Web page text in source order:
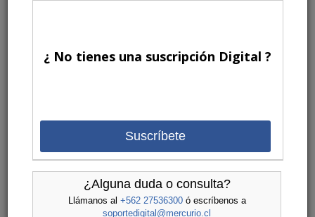
¿ No tienes una suscripción Digital ?
Suscríbete
¿Alguna duda o consulta?
Llámanos al +562 27536300ó escríbenos a
soportedigital@mercurio.cl